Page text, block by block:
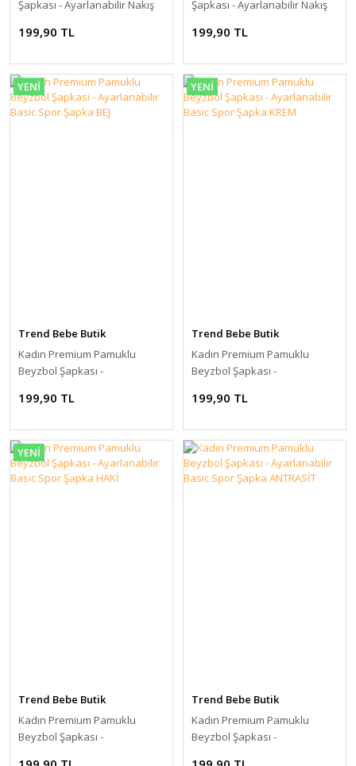
Şapkası - Ayarlanabilir Nakış
199,90 TL
Şapkası - Ayarlanabilir Nakış
199,90 TL
YENİ
Trend Bebe Butik
Kadın Premium Pamuklu
Beyzbol Şapkası -
Şapka BEJ
199,90 TL
YENİ
Trend Bebe Butik
Kadın Premium Pamuklu
Beyzbol Şapkası -
Şapka KREM
199,90 TL
YENİ
Trend Bebe Butik
Kadın Premium Pamuklu
Beyzbol Şapkası -
Trend Bebe Butik
Kadın Premium Pamuklu
Beyzbol Şapkası -